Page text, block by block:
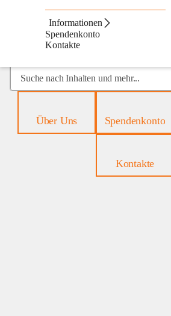
Informationen
Spendenkonto
Kontakte
Suche
nach
mehr...Über Uns Spendenkonto
Kontakte